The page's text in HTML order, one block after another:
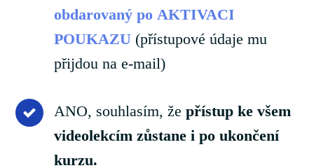
obdarovaný po AKTIVACI
POUKAZU (přístupové údaje mu
přijdou na e-mail)
ANO, souhlasím, žepřístup ke všem
videolekcím zůstane i po ukončení
kurzu.